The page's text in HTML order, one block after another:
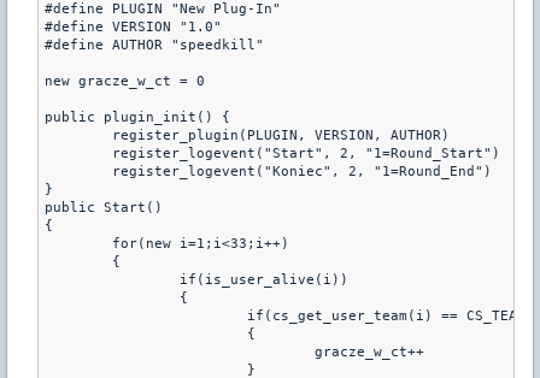
#define PLUGIN "New Plug-In"
#define VERSION "1.0"
#define AUTHOR "speedkill"
new gracze_w_ct = 0
public plugin_init() {
}
public Start()
{